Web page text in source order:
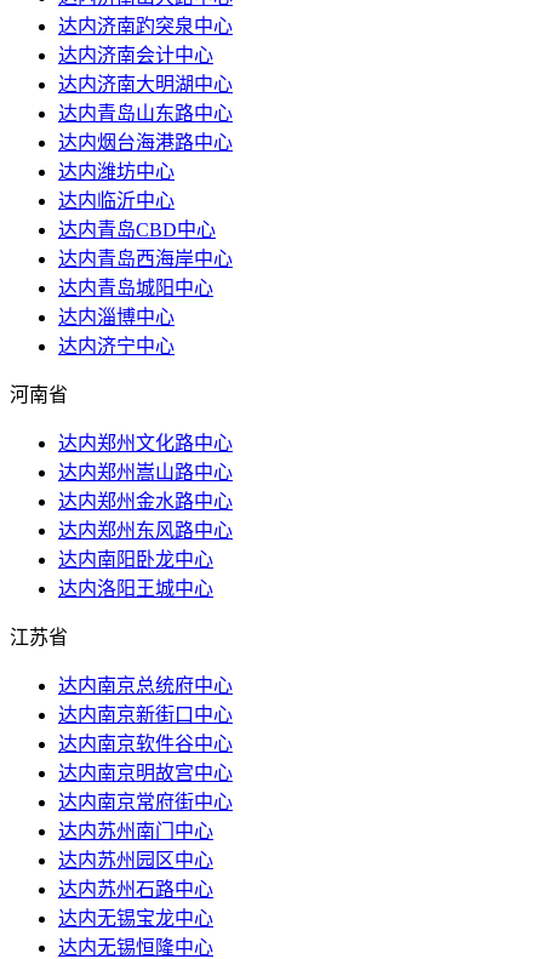
达内济南趵突泉中心
达内济南会计中心
达内济南大明湖中心
达内青岛山东路中心
达内烟台海港路中心
达内潍坊中心
达内临沂中心
达内青岛CBD中心
达内青岛西海岸中心
达内青岛城阳中心
达内淄博中心
达内济宁中心
河南省
达内郑州文化路中心
达内郑州嵩山路中心
达内郑州金水路中心
达内郑州东风路中心
达内南阳卧龙中心
达内洛阳王城中心
江苏省
达内南京总统府中心
达内南京新街口中心
达内南京软件谷中心
达内南京明故宫中心
达内南京常府街中心
达内苏州南门中心
达内苏州园区中心
达内苏州石路中心
达内无锡宝龙中心
达内无锡恒隆中心